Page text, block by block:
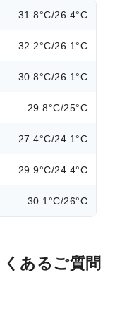
31.8°C/26.4°C
32.2°C/26.1°C
30.8°C/26.1°C
29.8°C/25°C
27.4°C/24.1°C
29.9°C/24.4°C
30.1°C/26°C
あるご質問